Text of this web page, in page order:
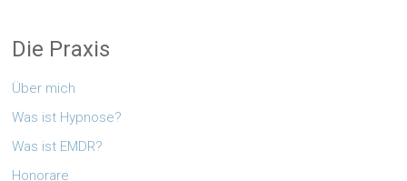
Die Praxis
Über mich
Was ist Hypnose?
Was ist EMDR?
Honorare